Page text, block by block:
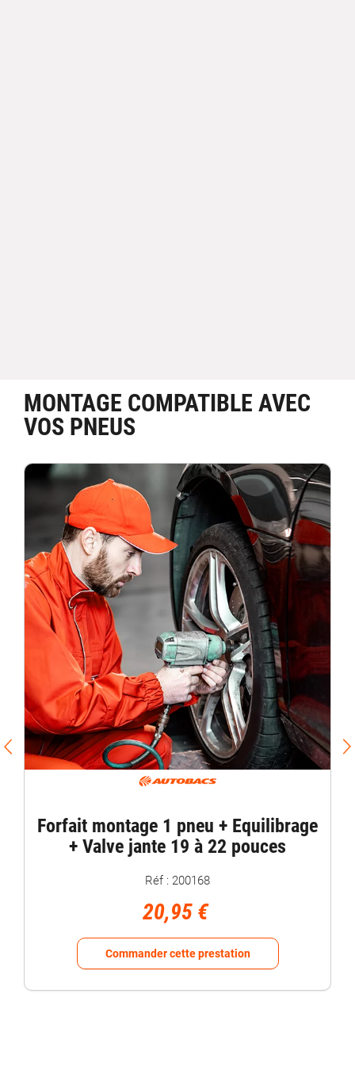
MONTAGE COMPATIBLE AVEC
VOS PNEUS
Forfait montage 1 pneu + Equilibrage
+ Valve jante 19 à 22 pouces
Réf : 200168
20,95 €
Commander cette prestation